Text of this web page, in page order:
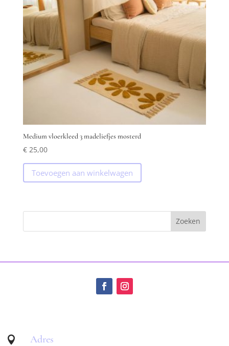
Medium vloerkleed 3 madeliefjes mosterd
€25,00
Toevoegen aan winkelwagen
 Adres